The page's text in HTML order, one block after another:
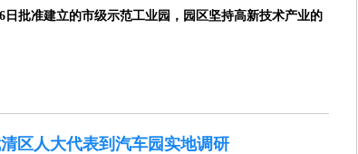
批准建立的市级示范工业园，园区坚持高新技术产业的
区人大代表到汽车园实地调研